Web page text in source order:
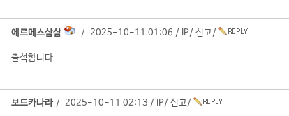
에르메스삼삼 / 2025-10-11 01:06 / IP/ 신고/
출석합니다.
보드카나라 / 2025-10-11 02:13 / IP/ 신고/